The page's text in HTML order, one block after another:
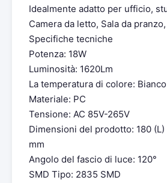
Idealmente adatto per ufficio,
Camera da letto, Sala da
Specifiche tecniche
Potenza: 18W
Luminosità: 1620Lm
La temperatura di colore:
Materiale: PC
Tensione: AC 85V-265V
Dimensioni del prodotto: 180 (L)
mm
Angolo del fascio di luce: 120°
SMD Tipo: 2835 SMD